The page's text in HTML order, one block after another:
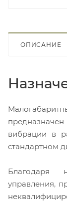
ОПИСАНИЕ
вибрации в
стандартном
Благодаря
управления,